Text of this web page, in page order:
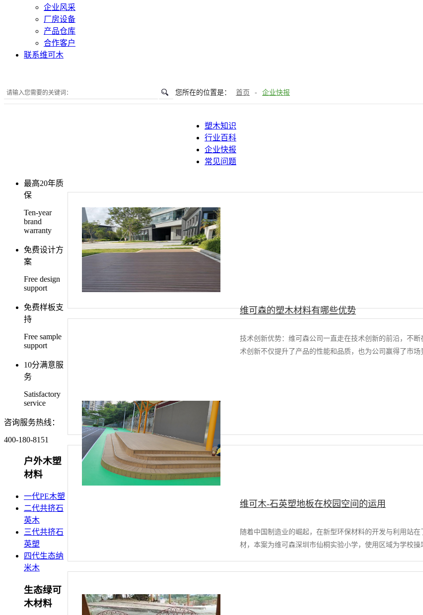
企业风采
厂房设备
产品仓库
合作客户
联系维可木
您所在的位置是： 首页 - 企业快报
塑木知识
行业百科
企业快报
常见问题
维可森的塑木材料有哪些优势
技术创新优势：维可森公司一直走在技术创新的前沿，不
术创新不仅提升了产品的性能和品质，也为公司赢得了市
维可木-石英塑地板在校园空间的运用
随着中国制造业的崛起，在新型环保材料的开发与利用站
材，本案为维可森深圳市仙桐实验小学，使用区域为学校
最高20年质
保
Ten-year
brand
warranty
免费设计方
案
Free design
support
免费样板支
持
Free sample
support
10分满意服
务
Satisfactory
service
咨询服务热线：
400-180-8151
户外木塑
材料
一代PE木塑
二代共挤石
英木
三代共挤石
英塑
四代生态纳
米木
生态绿可
木材料